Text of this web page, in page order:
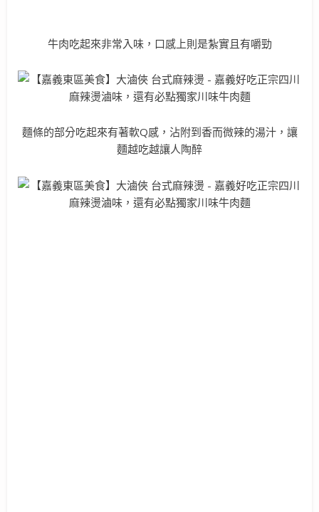
牛肉吃起來非常入味，口感上則是紮實且有嚼勁
麵條的部分吃起來有著軟Q感，沾附到香而微辣的湯汁，讓
麵越吃越讓人陶醉